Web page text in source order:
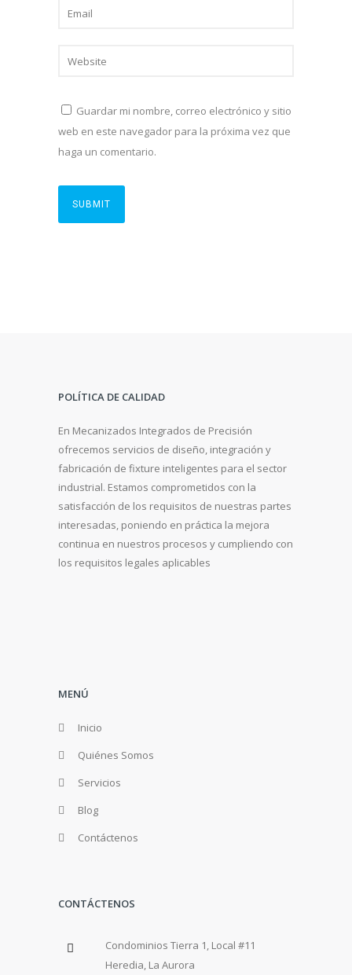
Guardar mi nombre, correo electrónico y sitio
web en este navegador para la próxima vez que
haga un comentario.
POLÍTICA DE CALIDAD
En Mecanizados Integrados de Precisión
ofrecemos servicios de diseño, integración y
fabricación de fixture inteligentes para el sector
industrial. Estamos comprometidos con la
satisfacción de los requisitos de nuestras partes
interesadas, poniendo en práctica la mejora
continua en nuestros procesos y cumpliendo con
los requisitos legales aplicables
MENÚ
Inicio
Quiénes Somos
Servicios
Blog
Contáctenos
CONTÁCTENOS
Condominios Tierra 1, Local #11
Heredia, La Aurora